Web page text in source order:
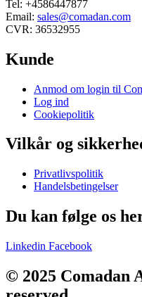
Tel: +4586447877
Email: sales@comadan.com
CVR: 36532955
Kunde
Main
Menu
Anmod om login til
Log ind
Cookiepolitik
Vilkår og
Main
Menu
Privatlivspolitik
Handelsbetingelser
Du kan følge os
Linkedin Facebook
© 2025 Comadan